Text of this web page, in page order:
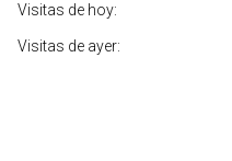
Visitas de hoy:
Visitas de ayer: